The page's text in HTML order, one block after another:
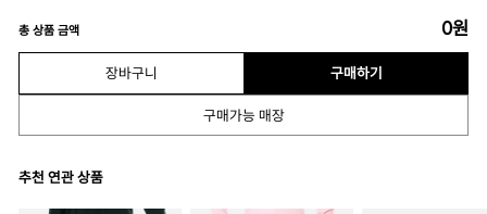
총 상품 금액 0원
장바구니 구매하기
구매가능 매장
추천 연관 상품